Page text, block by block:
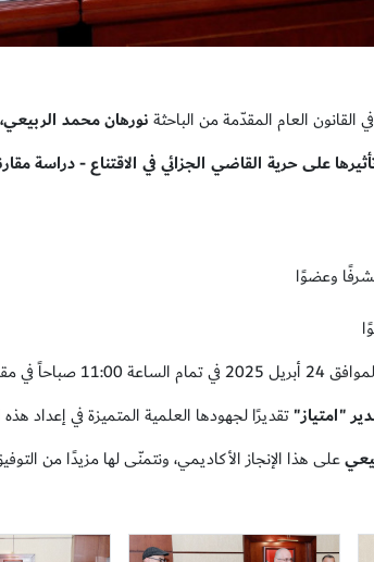
العام المقدّمة من الباحثةنورهان محمد الربيعي،
على حرية القاضي الجزائي في الاقتناع - دراسة
وعضوًا
مقر الجامعة.
"امتياز"تقديرًا لجهودها العلمية المتميزة في إعداد
على هذا الإنجاز الأكاديمي، ونتمنّى لها مزيدًا من